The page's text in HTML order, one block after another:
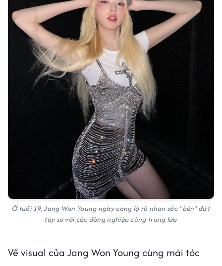
Ở tuổi 19, Jang Won Young ngày càng lộ rõ nhan sắc "bén" đứt
tay so với các đồng nghiệp cùng trang lứa
Về visual của Jang Won Young cùng mái tóc